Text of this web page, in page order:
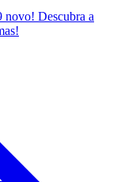
novo! Descubra a